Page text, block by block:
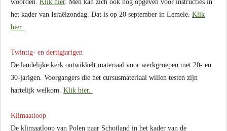
woorden. Klik hier. Men kan zich ook nog opgeven voor instructies in
het kader van Israëlzondag. Dat is op 20 september in Lemele. Klik
hier.
Twintig- en dertigjarigen
De landelijke kerk ontwikkelt materiaal voor werkgroepen met 20- en
30-jarigen. Voorgangers die het cursusmateriaal willen testen zijn
hartelijk welkom. Klik hier.
Klimaatloop
De klimaatloop van Polen naar Schotland in het kader van de